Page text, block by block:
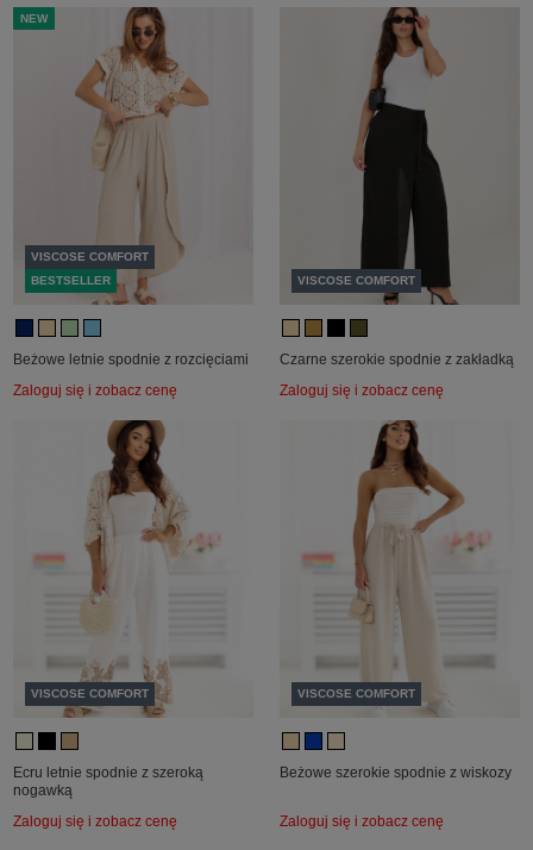
NEW
VISCOSE COMFORT
BESTSELLER
Beżowe letnie spodnie z rozcięciami
Zaloguj się i zobacz cenę
VISCOSE COMFORT
Czarne szerokie spodnie z zakładką
Zaloguj się i zobacz cenę
VISCOSE COMFORT
Ecru letnie spodnie z szeroką
nogawką
Zaloguj się i zobacz cenę
VISCOSE COMFORT
Beżowe szerokie spodnie z wiskozy
Zaloguj się i zobacz cenę